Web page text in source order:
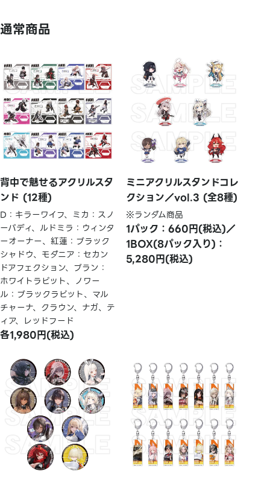
通常商品
背中で魅せるアクリルスタ
ンド (12種)
D：キラーワイフ、ミカ：スノ
ーバディ、ルドミラ：ウィンタ
ーオーナー、紅蓮：ブラック
シャドウ、モダニア：セカン
ドアフェクション、ブラン：
ホワイトラビット、ノワー
ル：ブラックラビット、マル
チャーナ、クラウン、ナガ、テ
ィア、レッドフード
各1,980円(税込)
ミニアクリルスタンドコレ
クション／vol.3 (全8種)
※ランダム商品
1パック：660円(税込)／
1BOX(8パック入り)：
5,280円(税込)